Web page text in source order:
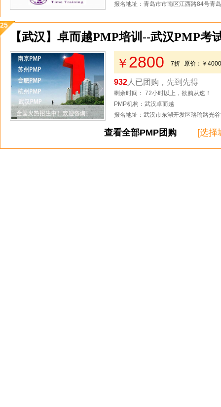
报名地址：青岛市市南区江西路84号青
25
【武汉】卓而越PMP培训--武汉PMP考
￥ 2800 7折 原价： ￥4000
932 人已团购，先到先得
剩余时间： 72小时以上，欲购从速！
PMP机构：武汉卓而越
报名地址：武汉市东湖开发区珞瑜路光
查看全部PMP团购 [选